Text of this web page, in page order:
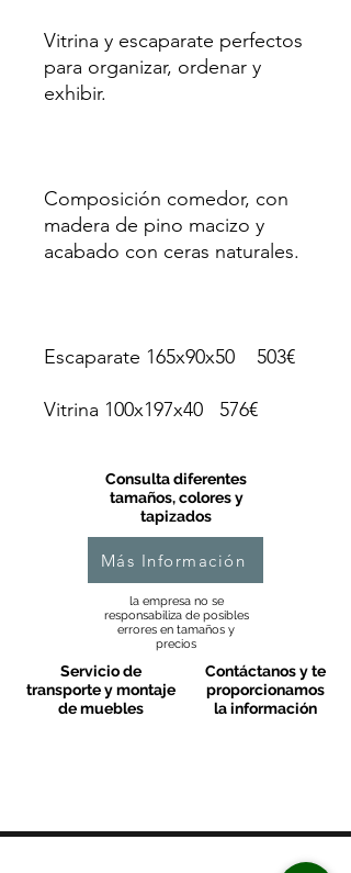
Vitrina y escaparate perfectos
para organizar, ordenar y
exhibir.
Composición comedor, con
madera de pino macizo y
acabado con ceras naturales.
Escaparate 165x90x50 503€
Vitrina 100x197x40 576€
Consulta diferentes
tamaños, colores y
tapizados
Más Información
la empresa no se
responsabiliza de posibles
errores en tamaños y
precios
Servicio de
transporte y montaje
de muebles
Contáctanos y te
proporcionamos
la información
MOBLES VALLS